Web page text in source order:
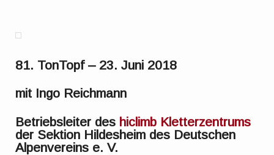
81. TonTopf – 23. Juni 2018
mit Ingo Reichmann
Betriebsleiter des hiclimb Kletterzentrums
der Sektion Hildesheim des Deutschen
Alpenvereins e. V.